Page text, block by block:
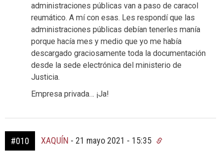
administraciones públicas van a paso de caracol
reumático. A mí con esas. Les respondí que las
administraciones públicas debían tenerles manía
porque hacía mes y medio que yo me había
descargado graciosamente toda la documentación
desde la sede electrónica del ministerio de
Justicia.
Empresa privada… ¡Ja!
#010 XAQUÍN - 21 mayo 2021 - 15:35